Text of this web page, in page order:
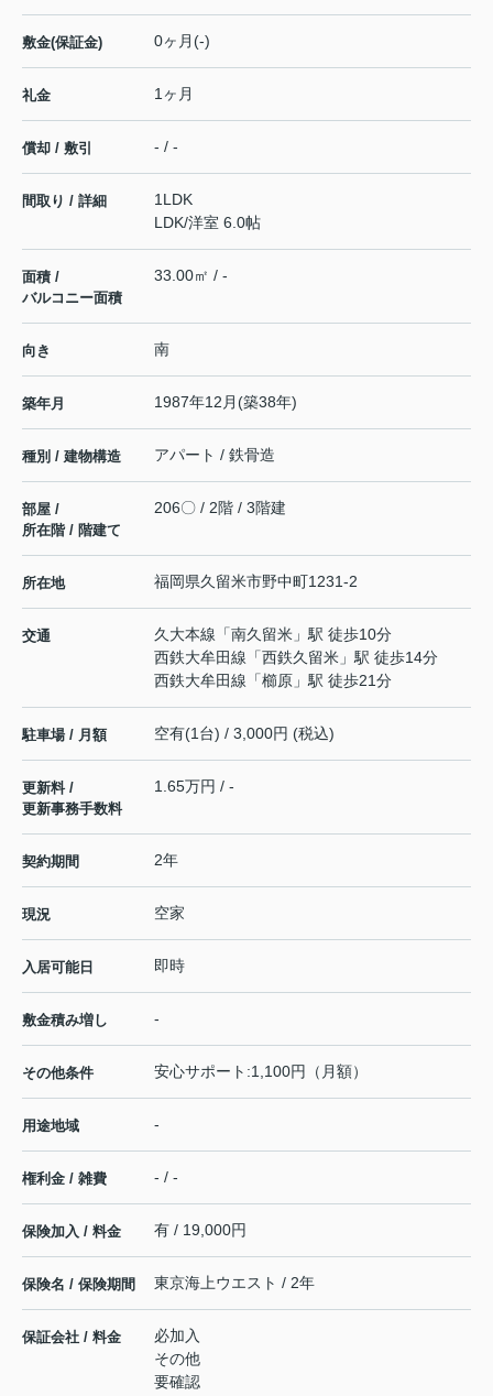
敷金(保証金) 0ヶ月(-)
礼金 1ヶ月
償却 / 敷引 - / -
間取り / 詳細
1LDK
LDK/洋室 6.0帖
面積 /
バルコニー面積
33.00㎡ / -
向き 南
築年月 1987年12月(築38年)
種別 / 建物構造 アパート / 鉄骨造
部屋 /
所在階 / 階建て
206〇 / 2階 / 3階建
所在地 福岡県久留米市野中町1231-2
交通 久大本線 「南久留米 」駅 徒歩10分
西鉄大牟田線 「西鉄久留米 」駅 徒歩14分
西鉄大牟田線 「櫛原 」駅 徒歩21分
駐車場 / 月額 空有(1台) / 3,000円 (税込)
更新料 /
更新事務手数料
1.65万円 / -
契約期間 2年
現況 空家
入居可能日 即時
敷金積み増し -
その他条件 安心サポート:1,100円（月額）
用途地域 -
権利金 / 雑費 - / -
保険加入 / 料金 有 / 19,000円
保険名 / 保険期間 東京海上ウエスト / 2年
保証会社 / 料金
必加入
その他
要確認